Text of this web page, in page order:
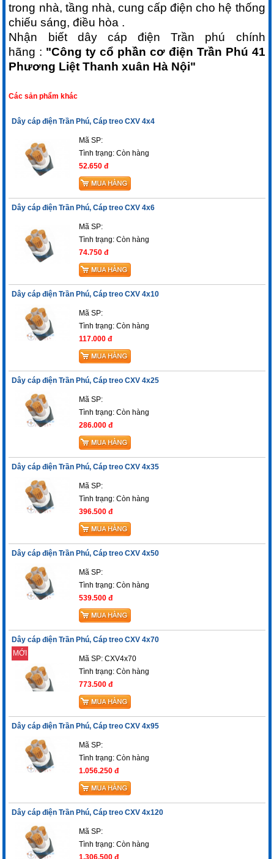
trong nhà, tầng nhà, cung cấp điện cho hệ thống
chiếu sáng, điều hòa .
Nhận biết dây cáp điện Trần phú chính
hãng : "Công ty cổ phần cơ điện Trần Phú 41
Phương Liệt Thanh xuân Hà Nội"
Các sản phẩm khác
Dây cáp điện Trần Phú, Cáp treo CXV 4x4
Mã SP:
Tình trạng:Còn hàng
52.650 đ
Dây cáp điện Trần Phú, Cáp treo CXV 4x6
Mã SP:
Tình trạng:Còn hàng
74.750 đ
Dây cáp điện Trần Phú, Cáp treo CXV 4x10
Mã SP:
Tình trạng:Còn hàng
117.000 đ
Dây cáp điện Trần Phú, Cáp treo CXV 4x25
Mã SP:
Tình trạng:Còn hàng
286.000 đ
Dây cáp điện Trần Phú, Cáp treo CXV 4x35
Mã SP:
Tình trạng:Còn hàng
396.500 đ
Dây cáp điện Trần Phú, Cáp treo CXV 4x50
Mã SP:
Tình trạng:Còn hàng
539.500 đ
Dây cáp điện Trần Phú, Cáp treo CXV 4x70
MỚI
Mã SP: CXV4x70
Tình trạng:Còn hàng
773.500 đ
Dây cáp điện Trần Phú, Cáp treo CXV 4x95
Mã SP:
Tình trạng:Còn hàng
1.056.250 đ
Dây cáp điện Trần Phú, Cáp treo CXV 4x120
Mã SP:
Tình trạng:Còn hàng